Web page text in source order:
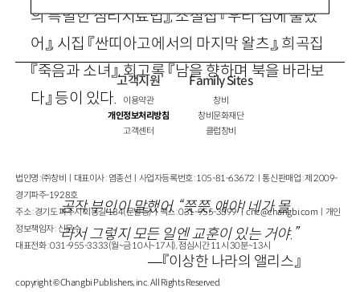
의 특별한 심리치료법』, 소설집 『우리 집에 불났
어』, 시집 『싼띠아고에서의 마지막 왈츠』, 희곡집
『죽음과 소녀』, 회고록 『남을 향하며 북을 바라보
다』 등이 있다.
공작 부인이 말했어. “쯧쯧, 얘야! 네가 몰
라서 그렇지 모든 일엔 교훈이 있는 거야.”
—『이상한 나라의 앨리스』
고객지원
이용약관
개인정보처리방침
고객센터
Family Sites
창비
창비문화재단
클럽창비
법인명 : ㈜창비ㅣ대표이사 : 염종선ㅣ사업자등록번호 : 105-81-63672ㅣ통신판매업 : 제 2009-
경기파주-1928호
주소 : 경기도 파주시 회동길 184(문발동)ㅣ팩스 : 031-955-3399 ㅣcnc@changbi.com ㅣ개인
정보책임자 : 신문수
대표전화 : 031-955-3333(월~금 10시~17시), 점심시간 11시 30분~13시
copyright © Changbi Publishers, inc. All Rights Reserved.